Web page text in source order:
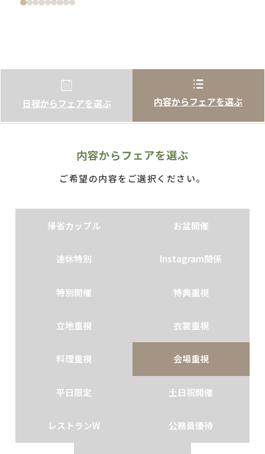
日程からフェアを選ぶ 内容からフェアを選ぶ
内容からフェアを選ぶ
ご希望の内容をご選択ください。
帰省カップル お盆開催
連休特別 Instagram関係
特別開催 特典重視
立地重視 衣裳重視
料理重視 会場重視
平日限定 土日祝開催
レストランW 公務員優待